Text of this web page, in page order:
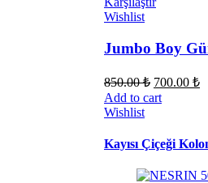
Wishlist
Jumbo Boy
850.00₺ 700.00 ₺
Add to cart
Wishlist
Kayısı Çiçeği